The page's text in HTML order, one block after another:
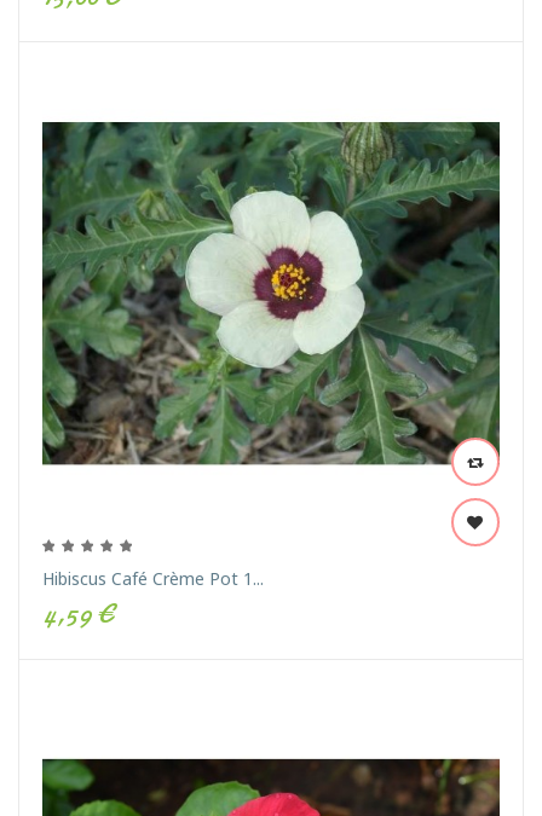
Hibiscus Café Crème Pot 1...
4,59 €